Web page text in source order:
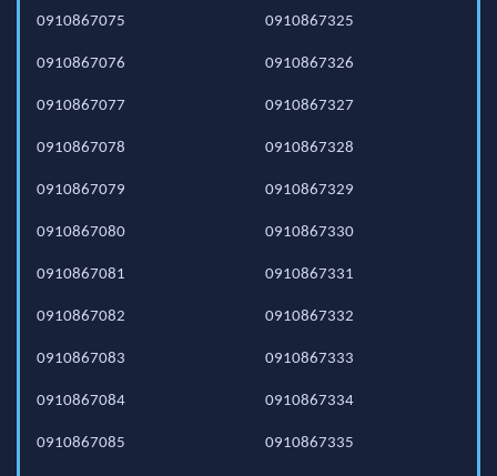
0910867075
0910867076
0910867077
0910867078
0910867079
0910867080
0910867081
0910867082
0910867083
0910867084
0910867085
0910867325
0910867326
0910867327
0910867328
0910867329
0910867330
0910867331
0910867332
0910867333
0910867334
0910867335